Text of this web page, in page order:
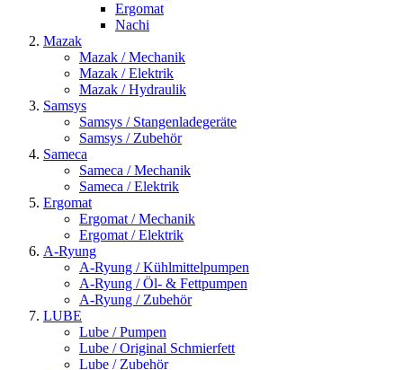
Ergomat
Nachi
Mazak
Mazak / Mechanik
Mazak / Elektrik
Mazak / Hydraulik
Samsys
Samsys / Stangenladegeräte
Samsys / Zubehör
Sameca
Sameca / Mechanik
Sameca / Elektrik
Ergomat
Ergomat / Mechanik
Ergomat / Elektrik
A-Ryung
A-Ryung / Kühlmittelpumpen
A-Ryung / Öl- & Fettpumpen
A-Ryung / Zubehör
LUBE
Lube / Pumpen
Lube / Original Schmierfett
Lube / Zubehör